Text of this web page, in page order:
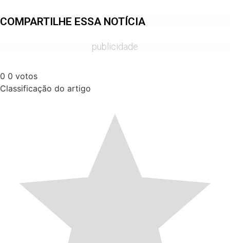
COMPARTILHE ESSA NOTÍCIA
publicidade
0 0 votos
Classificação do artigo